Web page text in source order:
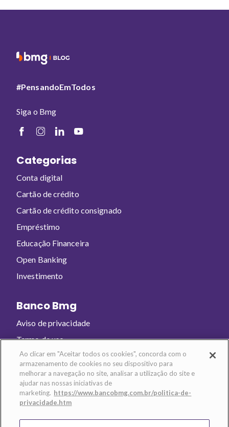
#PensandoEmTodos
Siga o Bmg
Categorias
Conta digital
Cartão de crédito
Cartão de crédito consignado
Empréstimo
Educação Financeira
Open Banking
Investimento
Banco Bmg
Aviso de privacidade
Termo de uso
Baixe o app e abra sua conta!
Ao clicar em "Aceitar todos os cookies", concorda com o
armazenamento de cookies no seu dispositivo para
melhorar a navegação no site, analisar a utilização do site e
ajudar nas nossas iniciativas de
marketing. https://www.bancobmg.com.br/politica-de-
privacidade.htm